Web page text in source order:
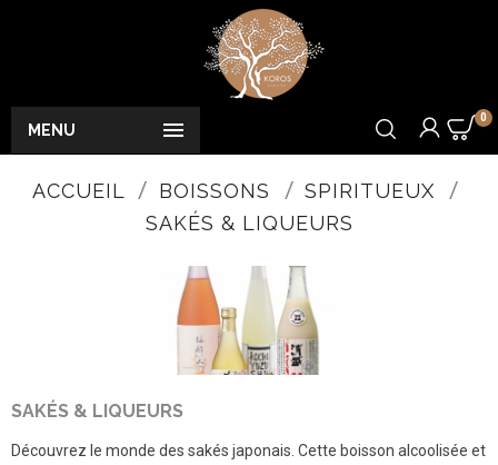

MENU
0
ACCUEIL BOISSONS
SPIRITUEUX
SAKÉS & LIQUEURS
SAKÉS & LIQUEURS
Découvrez le monde des sakés japonais. Cette boisson alcoolisée et